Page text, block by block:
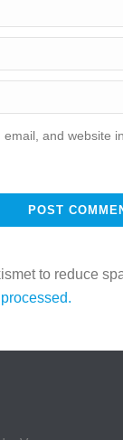
email, and website
to reduce